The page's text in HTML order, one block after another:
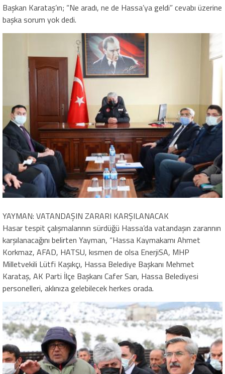
Başkan Karataş’ın; “Ne aradı, ne de Hassa’ya geldi” cevabı üzerine
başka sorum yok dedi.
YAYMAN: VATANDAŞIN ZARARI KARŞILANACAK
Hasar tespit çalışmalarının sürdüğü Hassa’da vatandaşın zararının
karşılanacağını belirten Yayman, “Hassa Kaymakamı Ahmet
Korkmaz, AFAD, HATSU, kısmen de olsa EnerjiSA, MHP
Milletvekili Lütfi Kaşıkçı, Hassa Belediye Başkanı Mehmet
Karataş, AK Parti İlçe Başkanı Cafer Sarı, Hassa Belediyesi
personelleri, aklınıza gelebilecek herkes orada.